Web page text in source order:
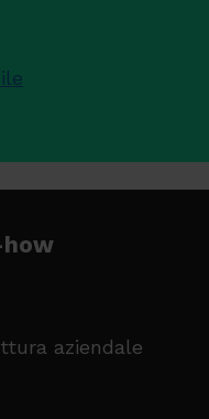
aziendale